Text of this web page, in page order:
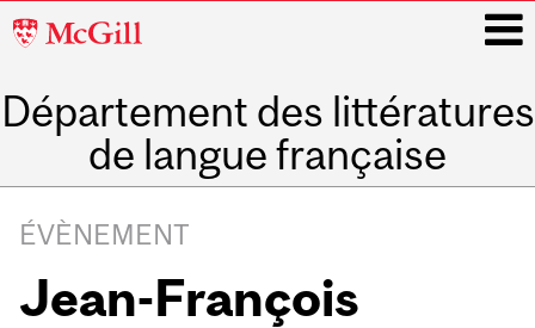
McGill
Département des littératures
de langue française
i
navigation
ÉVÈNEMENT
Jean-François